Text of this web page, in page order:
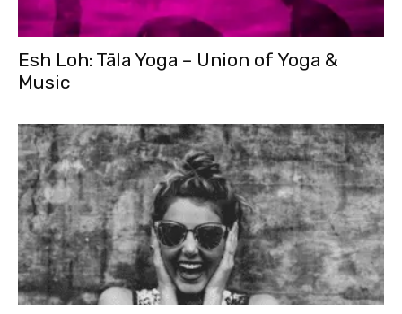
Esh Loh: Tāla Yoga – Union of Yoga &
Music